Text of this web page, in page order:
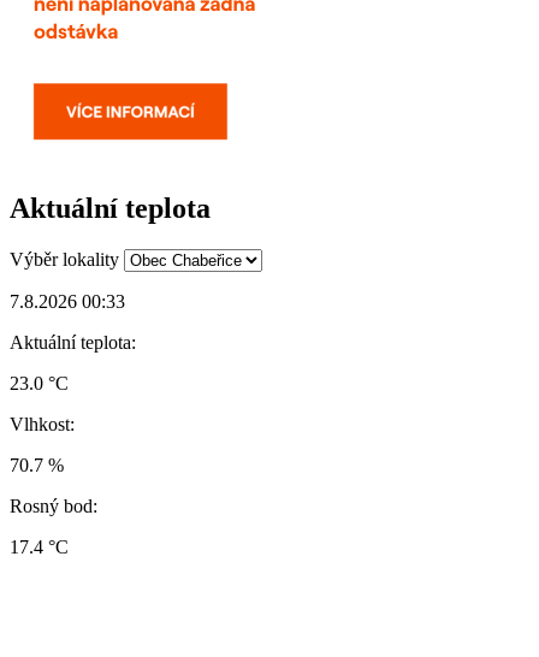
Aktuální teplota
Výběr lokality
7.8.2026 00:33
Aktuální teplota:
23.0 °C
Vlhkost:
70.7 %
Rosný bod:
17.4 °C